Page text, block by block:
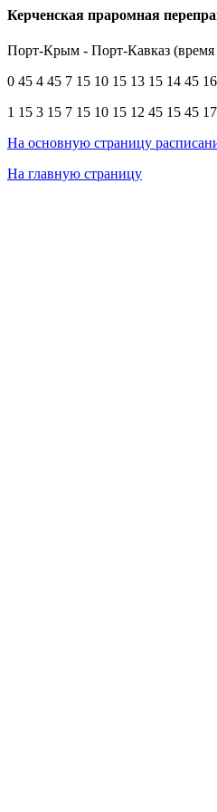
Керченская праромная
Порт-Крым - Порт-Кавказ (время
0 45 4 45 7 15 10 15 13 15 14 45
1 15 3 15 7 15 10 15 12 45 15 45
На основную страницу
На главную страницу